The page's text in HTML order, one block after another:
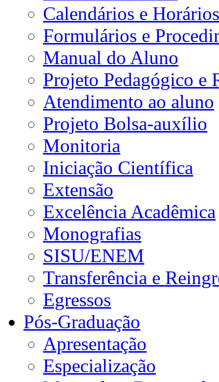
Calendários e Horários
Formulários e
Manual do Aluno
Projeto Pedagógico e
Atendimento ao aluno
Projeto Bolsa-auxílio
Monitoria
Iniciação Científica
Extensão
Excelência Acadêmica
Monografias
SISU/ENEM
Transferência e
Egressos
Pós-Graduação
Apresentação
Especialização